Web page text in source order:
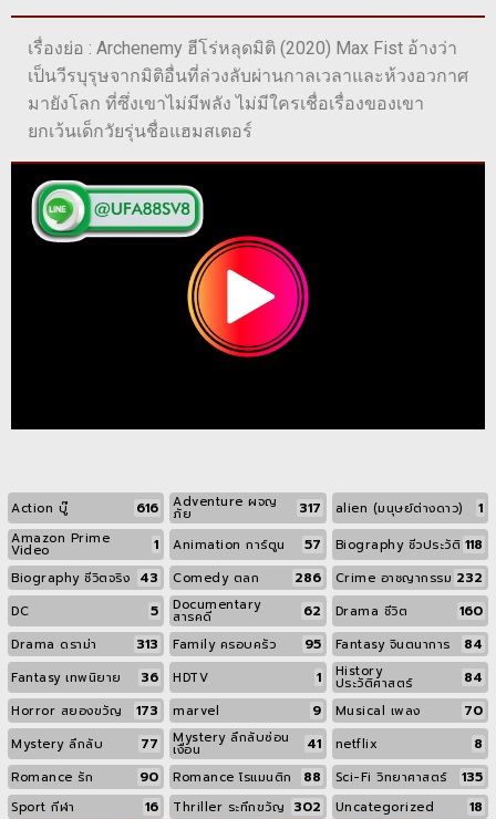
เรื่องย่อ : Archenemy ฮีโร่หลุดมิติ (2020) Max Fist อ้างว่า
เป็นวีรบุรุษจากมิติอื่นที่ล่วงลับผ่านกาลเวลาและห้วงอวกาศ
มายังโลก ที่ซึ่งเขาไม่มีพลัง ไม่มีใครเชื่อเรื่องของเขา
ยกเว้นเด็กวัยรุ่นชื่อแฮมสเตอร์
Action บู๊ 616 Adventure ผจญ
ภัย 317 alien (มนุษย์ต่างดาว) 1
Amazon Prime
Video 1 Animation การ์ตูน 57 Biography ชีวประวัติ 118
Biography ชีวิตจริง 43 Comedy ตลก 286 Crime อาชญากรรม 232
DC 5 Documentary
สารคดี 62 Drama ชีวิต 160
Drama ดราม่า 313 Family ครอบครัว 95 Fantasy จินตนาการ 84
Fantasy เทพนิยาย 36 HDTV 1 History
ประวัติศาสตร์ 84
Horror สยองขวัญ 173 marvel 9 Musical เพลง 70
Mystery ลึกลับ 77 Mystery ลึกลับซ่อน
เงื่อน 41 netflix 8
Romance รัก 90 Romance โรแมนติก 88 Sci-Fi วิทยาศาสตร์ 135
Sport กีฬา 16 Thriller ระทึกขวัญ 302 Uncategorized 18